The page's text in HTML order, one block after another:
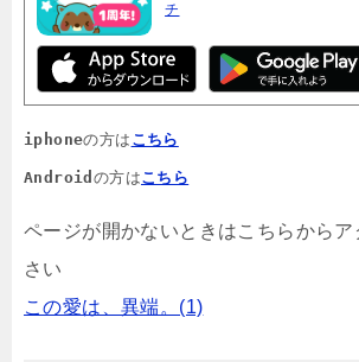
チ
iphoneの方は こちら
Android の方はこちら
ページが開かないときはこちらから
さい
この愛は、異端。(1)